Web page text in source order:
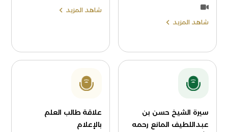
شاهد المزيد
شاهد المزيد
سيرة الشيخ حسن بن
عبداللطيف المانع رحمه
علاقة طالب العلم
بالإعلام